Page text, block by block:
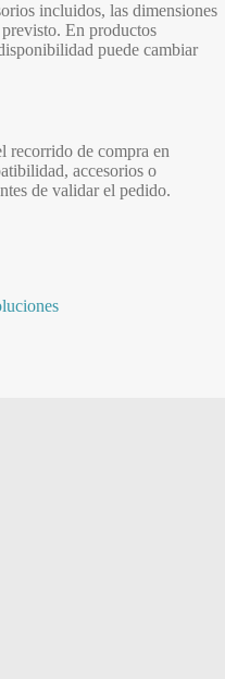
incluidos, las dimensiones
En productos
puede cambiar
recorrido de compra en
accesorios o
de validar el pedido.